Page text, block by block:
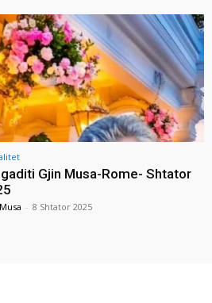
Gjin Musa-Rome- Shtator
- 8 Shtator 2025